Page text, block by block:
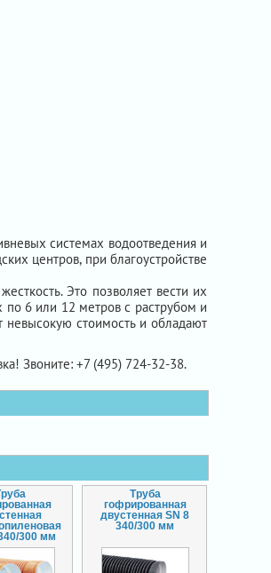
системах водоотведения и
центров, при благоустройстве
Это позволяет вести их
по 6 или 12 метров с раструбом и
стоимость и обладают
Звоните: +7 (495) 724-32-38.
300 мм
Труба
гофрированная
двустенная SN 8
340/300 мм